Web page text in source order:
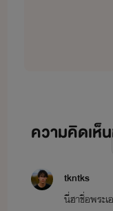
ความคิดเห็
tkntks
นี่ฮาชื่อพระ